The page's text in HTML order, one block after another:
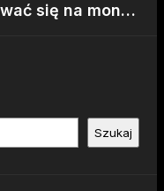
Kiedy najlepiej zdecydować się na montaż klimatyzacji w Warszawie
Szukaj